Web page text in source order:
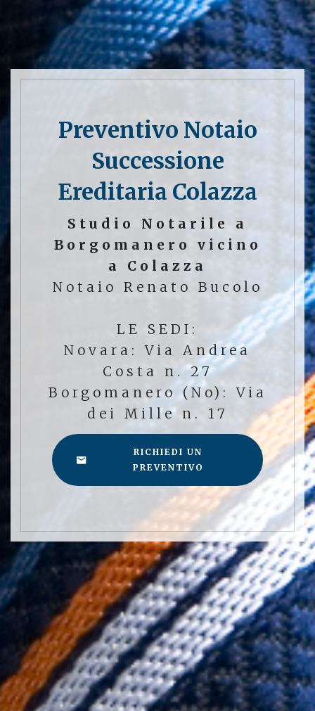
Preventivo Notaio
Successione
Ereditaria Colazza
Studio Notarile a
Borgomanero vicino
a Colazza
Notaio Renato Bucolo
LE SEDI:
Novara: Via Andrea
Costa n. 27
Borgomanero (No): Via
dei Mille n. 17
RICHIEDI UN
PREVENTIVO